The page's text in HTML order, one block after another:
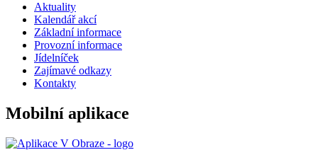
Aktuality
Kalendář akcí
Základní informace
Provozní informace
Jídelníček
Zajímavé odkazy
Kontakty
Mobilní aplikace